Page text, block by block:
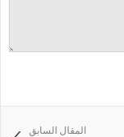
المقال السابق